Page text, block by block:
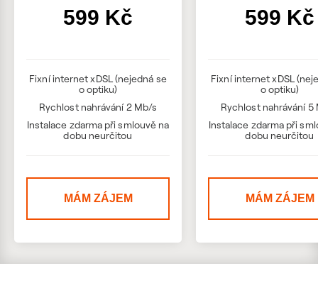
599 Kč
Fixní internet xDSL (nejedná se
o optiku)
Rychlost nahrávání 2 Mb/s
Instalace zdarma při smlouvě na
dobu neurčitou
MÁM ZÁJEM
599 Kč
Fixní internet xDSL
o optiku)
Rychlost nahrávání 5
Instalace zdarma při
dobu neurčitou
MÁM ZÁJEM